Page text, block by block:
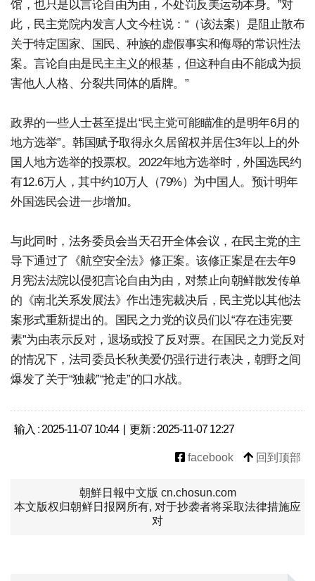
馆，也只是以言论自由为由，不处罚反美运动本身。”对
此，民主党院内发言人文今柱说：“（该法案）是阻止散布
关于特定国家、国民、种族的虚假事实和侮辱的常识性法
案。言论自由是民主主义的根基，但这种自由不能成为损
害他人人格、分裂共同体的盾牌。”
政界的一些人士甚至提出“民主党可能瞄准的是明年6月的
地方选举”。韩国赋予取得永久居留权并居住3年以上的外
国人地方选举的投票权。2022年地方选举时，外国选民约
有12.6万人，其中约10万人（79%）为中国人。预计明年
外国选民会进一步增加。
与此同时，法务委员会当天召开全体会议，在民主党的主
导下通过了《航空安全法》修正案。该修正案是在去年9
月宪法法院以侵犯言论自由为由，对禁止向朝鲜散发传单
的《南北关系发展法》作出违宪裁决后，民主党以其他法
案形式重新提出的。国民之力党的议员们以“存在违宪要
素”为由表示反对，退场或投了反对票。在国民之力党反对
的情况下，法司委员长秋美爱仍强行进行表决，朝野之间
爆发了关于“独裁”“抢走”的口水战。
输入 : 2025-11-07 10:44 | 更新 : 2025-11-07 12:27
facebook 回到顶部
朝鮮日報中文版 cn.chosun.com
本文版权归朝鲜日报网所有, 对于抄袭者将采取法律措施应
对